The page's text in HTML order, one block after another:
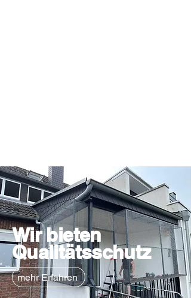
Wir bieten
Qualitätsschutz
mehr Erfahren